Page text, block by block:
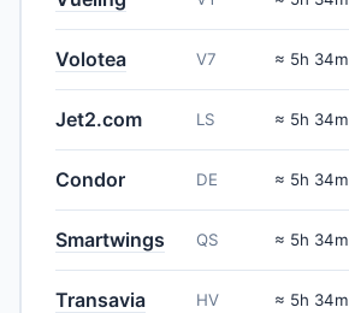
Volotea V7 ≈ 5h 34m
Jet2.com LS ≈ 5h 34m
Condor DE ≈ 5h 34m
Smartwings QS ≈ 5h 34m
Transavia HV ≈ 5h 34m